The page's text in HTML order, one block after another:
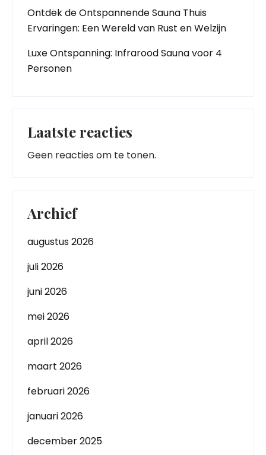
Ontdek de Ontspannende Sauna Thuis
Ervaringen: Een Wereld van Rust en Welzijn
Luxe Ontspanning: Infrarood Sauna voor 4
Personen
Laatste reacties
Geen reacties om te tonen.
Archief
augustus 2026
juli 2026
juni 2026
mei 2026
april 2026
maart 2026
februari 2026
januari 2026
december 2025